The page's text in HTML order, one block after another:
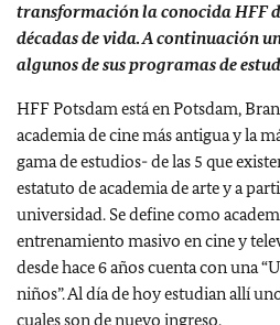
transformación la conocida HFF
décadas de vida. A continuación
algunos de sus programas de
HFF Potsdam está en Potsdam,
academia de cine más antigua y la
gama de estudios- de las 5 que
estatuto de academia de arte y a
universidad. Se define como
entrenamiento masivo en cine y
desde hace 6 años cuenta con una
niños”. Al día de hoy estudian allí
cuales son de nuevo ingreso.